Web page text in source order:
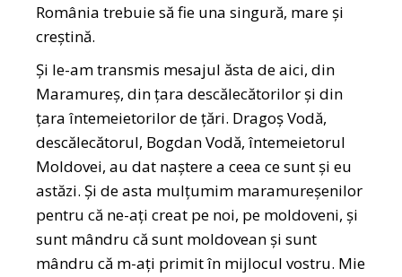
România trebuie să fie una singură, mare și
creștină.
Și le-am transmis mesajul ăsta de aici, din
Maramureș, din țara descălecătorilor și din
țara întemeietorilor de țări. Dragoș Vodă,
descălecătorul, Bogdan Vodă, întemeietorul
Moldovei, au dat naștere a ceea ce sunt și eu
astăzi. Și de asta mulțumim maramureșenilor
pentru că ne-ați creat pe noi, pe moldoveni, și
sunt mândru că sunt moldovean și sunt
mândru că m-ați primit în mijlocul vostru. Mie